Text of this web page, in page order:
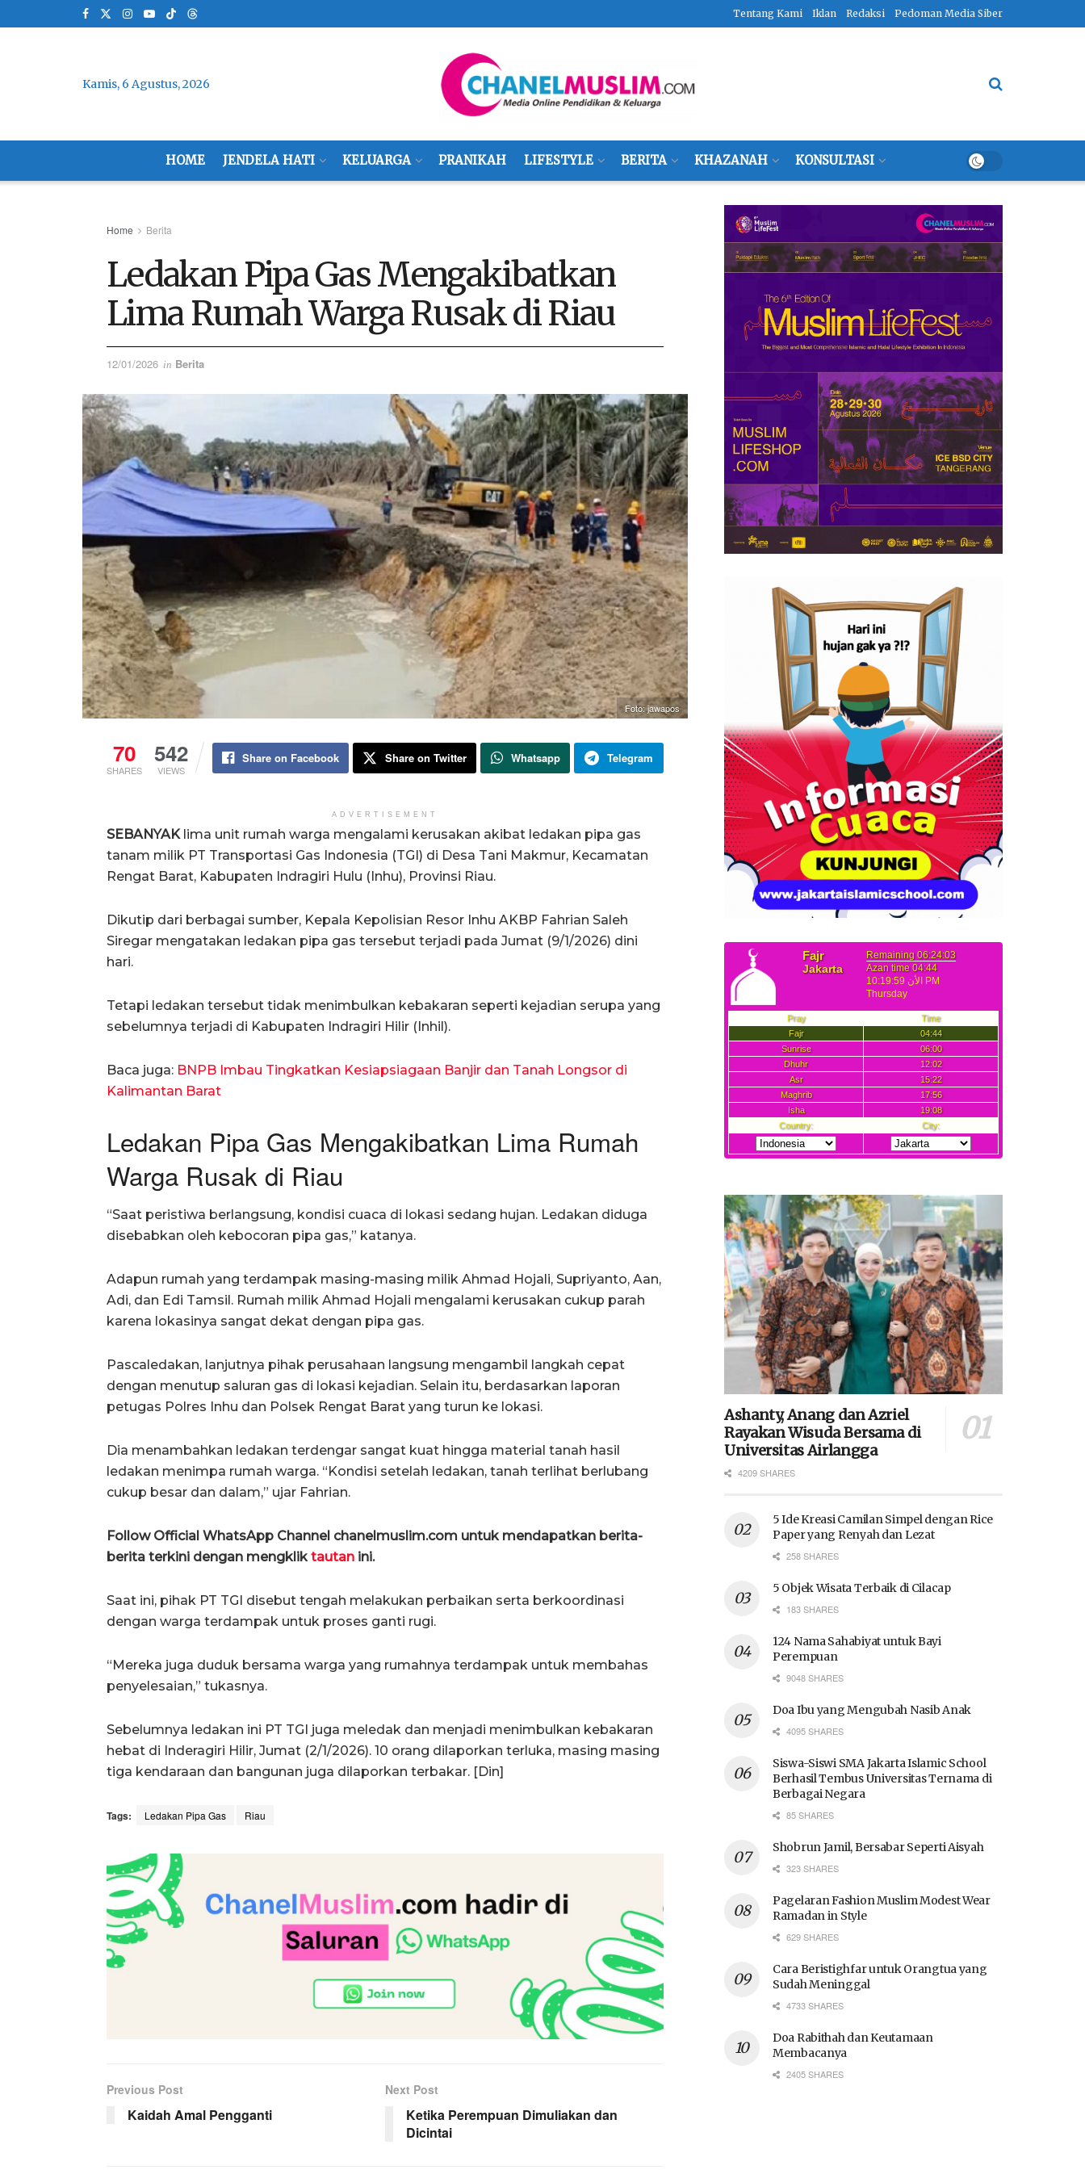
Tentang Kami Iklan Redaksi Pedoman Media Siber
Kamis, 6 Agustus, 2026
HOME JENDELA HATI KELUARGA PRANIKAH LIFESTYLE BERITA KHAZANAH KONSULTASI
Home Berita
Ledakan Pipa Gas Mengakibatkan
Lima Rumah Warga Rusak di Riau
12/01/2026 in Berita
Foto: jawapos
70
SHARES
542
VIEWS
Share on Facebook Share on Twitter Whatsapp Telegram
ADVERTISEMENT
SEBANYAK lima unit rumah warga mengalami kerusakan akibat ledakan pipa gas
tanam milik PT Transportasi Gas Indonesia (TGI) di Desa Tani Makmur, Kecamatan
Rengat Barat, Kabupaten Indragiri Hulu (Inhu), Provinsi Riau.
Dikutip dari berbagai sumber, Kepala Kepolisian Resor Inhu AKBP Fahrian Saleh
Siregar mengatakan ledakan pipa gas tersebut terjadi pada Jumat (9/1/2026) dini
hari.
Tetapi ledakan tersebut tidak menimbulkan kebakaran seperti kejadian serupa yang
sebelumnya terjadi di Kabupaten Indragiri Hilir (Inhil).
Baca juga: BNPB Imbau Tingkatkan Kesiapsiagaan Banjir dan Tanah Longsor di
Kalimantan Barat
Ledakan Pipa Gas Mengakibatkan Lima Rumah
Warga Rusak di Riau
“Saat peristiwa berlangsung, kondisi cuaca di lokasi sedang hujan. Ledakan diduga
disebabkan oleh kebocoran pipa gas,” katanya.
Adapun rumah yang terdampak masing-masing milik Ahmad Hojali, Supriyanto, Aan,
Adi, dan Edi Tamsil. Rumah milik Ahmad Hojali mengalami kerusakan cukup parah
karena lokasinya sangat dekat dengan pipa gas.
Pascaledakan, lanjutnya pihak perusahaan langsung mengambil langkah cepat
dengan menutup saluran gas di lokasi kejadian. Selain itu, berdasarkan laporan
petugas Polres Inhu dan Polsek Rengat Barat yang turun ke lokasi.
Dia menambahkan ledakan terdengar sangat kuat hingga material tanah hasil
ledakan menimpa rumah warga. “Kondisi setelah ledakan, tanah terlihat berlubang
cukup besar dan dalam,” ujar Fahrian.
Follow Official WhatsApp Channel chanelmuslim.com untuk mendapatkan berita-
berita terkini dengan mengkliktautan ini.
Saat ini, pihak PT TGI disebut tengah melakukan perbaikan serta berkoordinasi
dengan warga terdampak untuk proses ganti rugi.
“Mereka juga duduk bersama warga yang rumahnya terdampak untuk membahas
penyelesaian,” tukasnya.
Sebelumnya ledakan ini PT TGI juga meledak dan menjadi menimbulkan kebakaran
hebat di Inderagiri Hilir, Jumat (2/1/2026). 10 orang dilaporkan terluka, masing masing
tiga kendaraan dan bangunan juga dilaporkan terbakar. [Din]
Tags: Ledakan Pipa Gas Riau
Previous Post
Kaidah Amal Pengganti
Next Post
Ketika Perempuan Dimuliakan dan
Dicintai
Ashanty, Anang dan Azriel
Rayakan Wisuda Bersama di
Universitas Airlangga
4209 SHARES
5 Ide Kreasi Camilan Simpel dengan Rice
Paper yang Renyah dan Lezat
258 SHARES
5 Objek Wisata Terbaik di Cilacap
183 SHARES
124 Nama Sahabiyat untuk Bayi
Perempuan
9048 SHARES
Doa Ibu yang Mengubah Nasib Anak
4095 SHARES
Siswa-Siswi SMA Jakarta Islamic School
Berhasil Tembus Universitas Ternama di
Berbagai Negara
85 SHARES
Shobrun Jamil, Bersabar Seperti Aisyah
323 SHARES
Pagelaran Fashion Muslim Modest Wear
Ramadan in Style
629 SHARES
Cara Beristighfar untuk Orangtua yang
Sudah Meninggal
4733 SHARES
Doa Rabithah dan Keutamaan
Membacanya
2405 SHARES